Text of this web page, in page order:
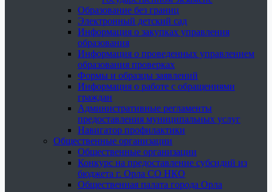
Образование без границ
Электронный детский сад
Информация о закупках управления
образования
Информация о проведенных управлением
образования проверках
Формы и образцы заявлений
Информация о работе с обращениями
граждан
Административные регламенты
предоставления муниципальных услуг
Навигатор профилактики
Общественные организации
Общественные организации
Конкурс на предоставление субсидий из
бюджета г. Орла СО НКО
Общественная палата города Орла